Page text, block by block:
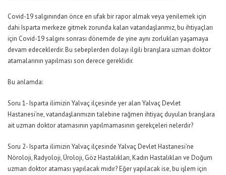
Covid-19 salgınından önce en ufak bir rapor almak veya yenilemek için
dahi Isparta merkeze gitmek zorunda kalan vatandaşlarımız, bu ihtiyaçları
için Covid-19 salgını sonrası dönemde de yine aynı zorlukları yaşamaya
devam edeceklerdir. Bu sebeplerden dolayı ilgili branşlara uzman doktor
atamalarının yapılması son derece gereklidir.
Bu anlamda:
Soru 1- Isparta ilimizin Yalvaç ilçesinde yer alan Yalvaç Devlet
Hastanesi’ne, vatandaşlarımızın talebine rağmen ihtiyaç duyulan branşlara
ait uzman doktor atamasının yapılmamasının gerekçeleri nelerdir?
Soru 2- Isparta ilimizin Yalvaç ilçesinde Yalvaç Devlet Hastanesi’ne
Nöroloji, Radyoloji, Üroloji, Göz Hastalıkları, Kadın Hastalıkları ve Doğum
uzman doktor ataması yapılacak mıdır? Eğer yapılacak ise, bu işlem için